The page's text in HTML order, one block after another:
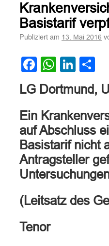
Basistarif
Publiziert am 13. Mai 2016
Facebook
LG Dortmund,
Ein
auf Abschluss
Basistarif nicht
Antragsteller
(Leitsatz des
Tenor